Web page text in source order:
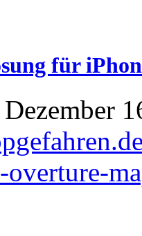
für
overture-